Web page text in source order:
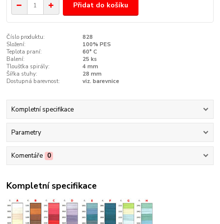
Přidat do košíku
Číslo produktu:
828
Složení:
100% PES
Teplota praní:
60° C
Balení:
25 ks
Tloušťka spirály:
4 mm
Šířka stuhy:
28 mm
Dostupná barevnost:
viz. barevnice
Kompletní specifikace
Parametry
Komentáře 0
Kompletní specifikace